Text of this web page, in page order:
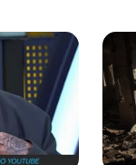
Vasconcelos e